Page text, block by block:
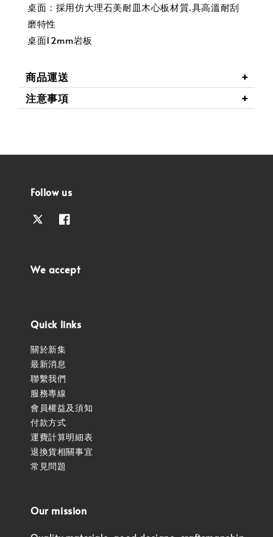
桌面：採用仿大理石美耐皿木心板材質.具高溫耐刮
磨特性
桌面12mm岩板
商品運送
注意事項
Follow us
We accept
Quick links
關於新集
最新消息
聯繫我們
服務專線
會員權益及須知
付款方式
運費計算明細表
退換貨相關事宜
常見問題
Our mission